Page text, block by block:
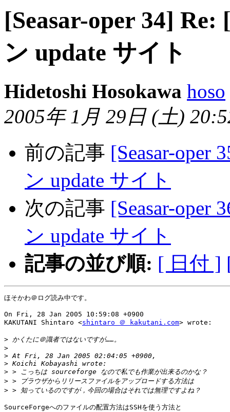
[Seasar-oper 34]
ン update サイト
Hidetoshi Hosokawa hoso
2005年 1月 29日 (土)
前の記事 [Seasar-oper
ン update サイト
次の記事 [Seasar-oper
ン update サイト
記事の並び順: [ 日付 ]
ほそかわ＠ログ読み中です。
On Fri, 28 Jan 2005 10:59:08 +0900
KAKUTANI Shintaro <shintaro ＠ kakutani.com> wrote:
>
>
>
>
>
>
>
SourceForgeへのファイルの配置方法はSSHを使う方法と